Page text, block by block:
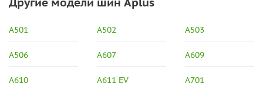
A501 A502 A503
A506 A607 A609
A610 A611 EV A701